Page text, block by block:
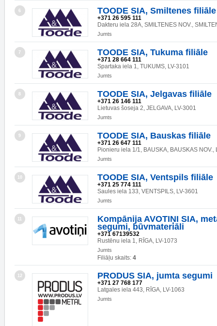
6 TOODE SIA, Smiltenes filiāle
+371 26 595 111
Dakteru iela 28A, SMILTENES NOV.,
Jumts
7 TOODE SIA, Tukuma filiāle
+371 28 664 111
Spartaka iela 1, TUKUMS, LV-3101
Jumts
8 TOODE SIA, Jelgavas filiāle
+371 26 146 111
Lietuvas šoseja 2, JELGAVA, LV-3001
Jumts
9 TOODE SIA, Bauskas filiāle
+371 26 647 111
Pionieru iela 1/1, BAUSKA, BAUSKAS NOV.,
Jumts
10 TOODE SIA, Ventspils filiāle
+371 25 774 111
Saules iela 133, VENTSPILS, LV-3601
Jumts
11
Kompānija AVOTIŅI SIA,
segumi, būvmateriāli
+371 67139532
Rustēnu iela 1, RĪGA, LV-1073
Jumts
Filiāļu skaits: 4
12 PRODUS SIA, jumta segumi
+371 27 768 177
Latgales iela 443, RĪGA, LV-1063
Jumts